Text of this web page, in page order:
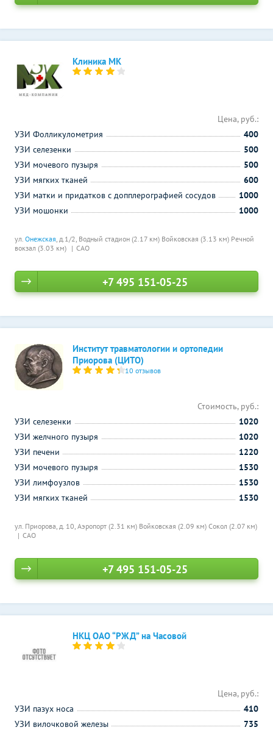
Клиника МК
ул. Онежская, д.1/2, Водный стадион (2.17 км) Войковская (3.13 км) Речной
вокзал (3.03 км)
САО
Цена, руб.:
УЗИ Фолликулометрия
400
УЗИ селезенки
500
УЗИ мочевого пузыря
500
УЗИ мягких тканей
600
УЗИ матки и придатков с допплерографией сосудов
1000
УЗИ мошонки
1000
+7 495 151-05-25
Институт травматологии и ортопедии
Приорова (ЦИТО)
10 отзывов
ул. Приорова, д. 10, Аэропорт (2.31 км) Войковская (2.09 км) Сокол (2.07 км)
САО
Стоимость, руб.:
УЗИ селезенки
1020
УЗИ желчного пузыря
1020
УЗИ печени
1220
УЗИ мочевого пузыря
1530
УЗИ лимфоузлов
1530
УЗИ мягких тканей
1530
+7 495 151-05-25
НКЦ ОАО “РЖД” на Часовой
Цена, руб.:
УЗИ пазух носа
410
УЗИ вилочковой железы
735